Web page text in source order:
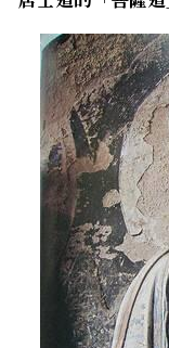
．閱
命的啟
．閱
命的啟
．挑
．黃
．焚
．死
影之聲/電
道在一切/
光光交會/
搜索
感思與洄瀾
行向圓覺／共
宗門之眼／經
華嚴智海—《
華嚴智海—《
他方之眼－